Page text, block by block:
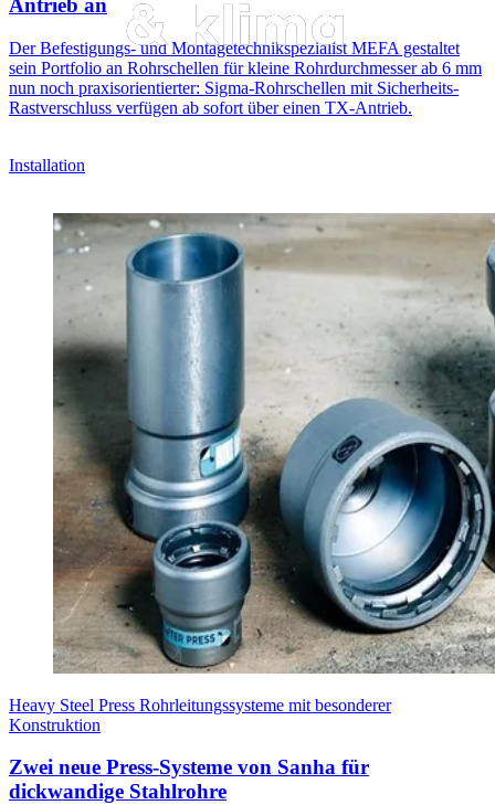
Antrieb an
Der Befestigungs- und Montagetechnikspezialist MEFA gestaltet
sein Portfolio an Rohrschellen für kleine Rohrdurchmesser ab 6 mm
nun noch praxisorientierter: Sigma-Rohrschellen mit Sicherheits-
Rastverschluss verfügen ab sofort über einen TX-Antrieb.
Installation
Heavy Steel Press Rohrleitungssysteme mit besonderer
Konstruktion
Zwei neue Press-Systeme von Sanha für
dickwandige Stahlrohre